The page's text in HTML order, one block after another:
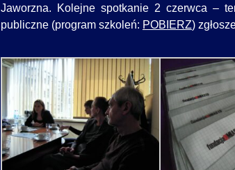
Jaworzna. Kolejne spotkanie 2 czerwca –
publiczne (program szkoleń: POBIERZ)